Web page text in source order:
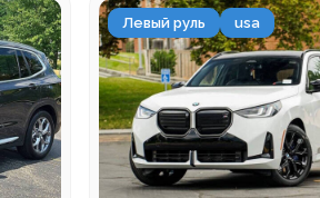
Левый руль usa